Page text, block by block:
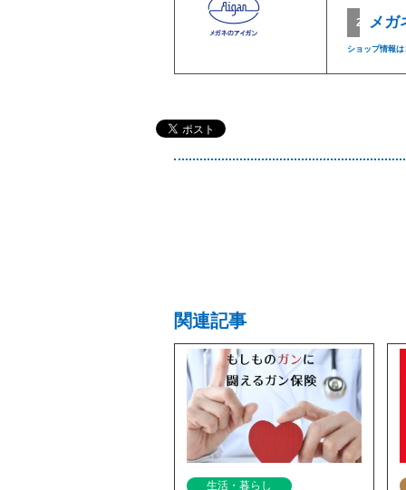
2F メガ
ショップ情報は
関連記事
生活・暮らし